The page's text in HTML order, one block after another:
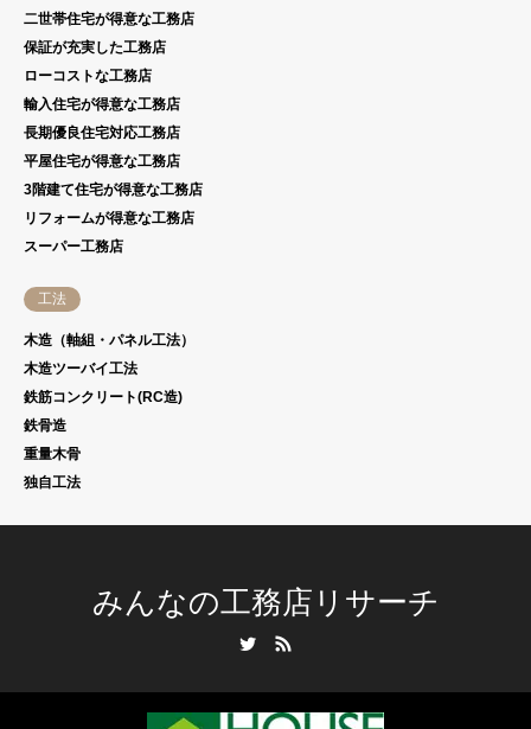
二世帯住宅が得意な工務店
保証が充実した工務店
ローコストな工務店
輸入住宅が得意な工務店
長期優良住宅対応工務店
平屋住宅が得意な工務店
3階建て住宅が得意な工務店
リフォームが得意な工務店
スーパー工務店
工法
木造（軸組・パネル工法）
木造ツーバイ工法
鉄筋コンクリート(RC造)
鉄骨造
重量木骨
独自工法
みんなの工務店リサーチ